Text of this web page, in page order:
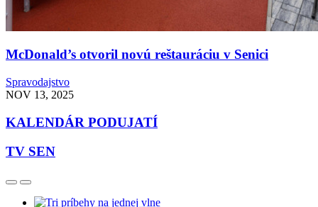
McDonald’s otvoril novú reštauráciu v Senici
Spravodajstvo
NOV 13, 2025
KALENDÁR PODUJATÍ
TV SEN